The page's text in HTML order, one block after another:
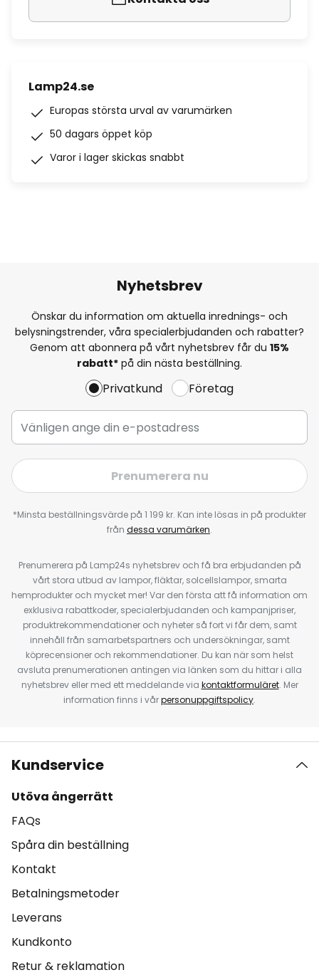
Lamp24.se
Europas största urval av varumärken
50 dagars öppet köp
Varor i lager skickas snabbt
Nyhetsbrev
Önskar du information om aktuella inrednings- och
belysningstrender, våra specialerbjudanden och rabatter?
Genom att abonnera på vårt nyhetsbrev får du 15%
rabatt* på din nästa beställning.
Privatkund Företag
Prenumerera nu
*Minsta beställningsvärde på 1 199 kr. Kan inte lösas in på produkter
från dessa varumärken.
Prenumerera på Lamp24s nyhetsbrev och få bra erbjudanden på
vårt stora utbud av lampor, fläktar, solcellslampor, smarta
hemprodukter och mycket mer! Var den första att få information om
exklusiva rabattkoder, specialerbjudanden och kampanjpriser,
produktrekommendationer och nyheter så fort vi får dem, samt
innehåll från samarbetspartners och undersökningar, samt
köprecensioner och rekommendationer. Du kan när som helst
avsluta prenumerationen antingen via länken som du hittar i alla
nyhetsbrev eller med ett meddelande via kontaktformuläret. Mer
information finns i vårpersonuppgiftspolicy.
Kundservice
Utöva ångerrätt
FAQs
Spåra din beställning
Kontakt
Betalningsmetoder
Leverans
Kundkonto
Retur & reklamation